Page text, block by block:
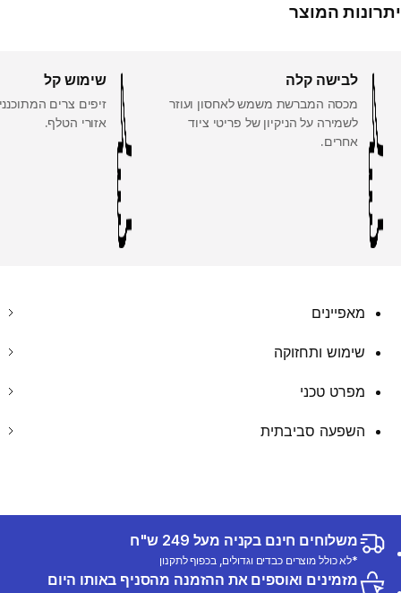
יתרונות המוצר
לבישה קלה
מכסה המברשת משמש לאחסון ועוזר
לשמירה על הניקיון של פריטי ציוד
אחרים.
שימוש קל
זיפים צרים
אזורי הטלף.
מאפיינים
שימוש ותחזוקה
מפרט טכני
השפעה סביבתית
משלוחים חינם בקניה מעל 249 ש"ח
*לא כולל מוצרים כבדים וגדולים, בכפוף לתקנון
מזמינים ואוספים את ההזמנה מהסניף באותו היום